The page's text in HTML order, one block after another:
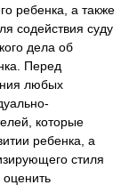
ребенка, а также
содействия суду
дела об
Перед
любых
которые
ребенка, а
стиля